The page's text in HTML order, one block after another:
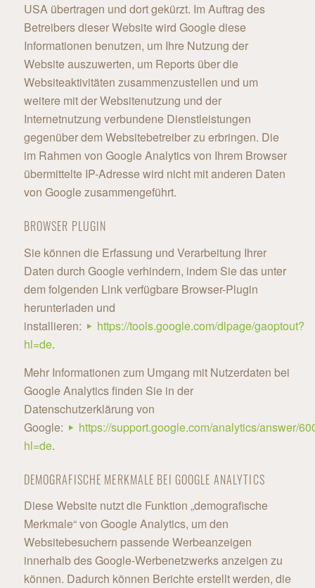
USA übertragen und dort gekürzt. Im Auftrag des
Betreibers dieser Website wird Google diese
Informationen benutzen, um Ihre Nutzung der
Website auszuwerten, um Reports über die
Websiteaktivitäten zusammenzustellen und um
weitere mit der Websitenutzung und der
Internetnutzung verbundene Dienstleistungen
gegenüber dem Websitebetreiber zu erbringen. Die
im Rahmen von Google Analytics von Ihrem Browser
übermittelte IP-Adresse wird nicht mit anderen Daten
von Google zusammengeführt.
BROWSER PLUGIN
Sie können die Erfassung und Verarbeitung Ihrer
Daten durch Google verhindern, indem Sie das unter
dem folgenden Link verfügbare Browser-Plugin
herunterladen und
installieren:
https://tools.google.com/dlpage/gaoptout?
hl=de.
Mehr Informationen zum Umgang mit Nutzerdaten bei
Google Analytics finden Sie in der
Datenschutzerklärung von
Google:
https://support.google.com/analytics/answer/
hl=de.
DEMOGRAFISCHE MERKMALE BEI GOOGLE ANALYTICS
Diese Website nutzt die Funktion „demografische
Merkmale“ von Google Analytics, um den
Websitebesuchern passende Werbeanzeigen
innerhalb des Google-Werbenetzwerks anzeigen zu
können. Dadurch können Berichte erstellt werden, die